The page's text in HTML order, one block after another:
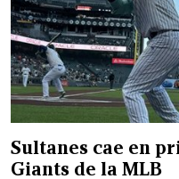
Sultanes cae en
Giants de la MLB